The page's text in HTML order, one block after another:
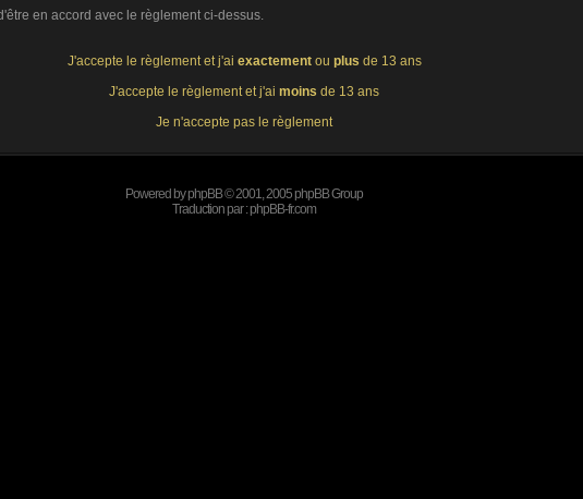
en accord avec le règlement ci-dessus.
J'accepte le règlement et j'ai exactementou plus de 13 ans
J'accepte le règlement et j'ai moins de 13 ans
Je n'accepte pas le règlement
Powered byphpBB© 2001, 2005 phpBB Group
Traduction par :phpBB-fr.com